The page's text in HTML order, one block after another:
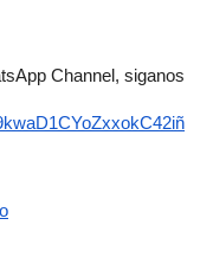
Channel, siganos